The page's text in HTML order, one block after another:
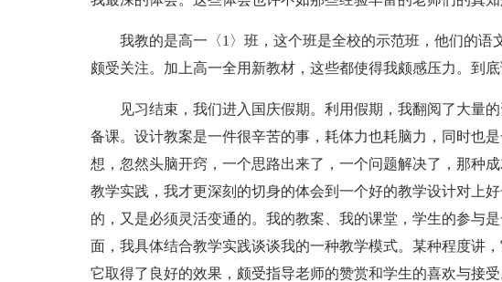
我教的是高一〈1〉班，这个班是全校的示范班，他们的语
颇受关注。加上高一全用新教材，这些都使得我颇感压力。到
见习结束，我们进入国庆假期。利用假期，我翻阅了大量的
备课。设计教案是一件很辛苦的事，耗体力也耗脑力，同时也
想，忽然头脑开窍，一个思路出来了，一个问题解决了，那种
教学实践，我才更深刻的切身的体会到一个好的教学设计对上
的，又是必须灵活变通的。我的教案、我的课堂，学生的参与
面，我具体结合教学实践谈谈我的一种教学模式。某种程度讲
它取得了良好的效果，颇受指导老师的赞赏和学生的喜欢与接受